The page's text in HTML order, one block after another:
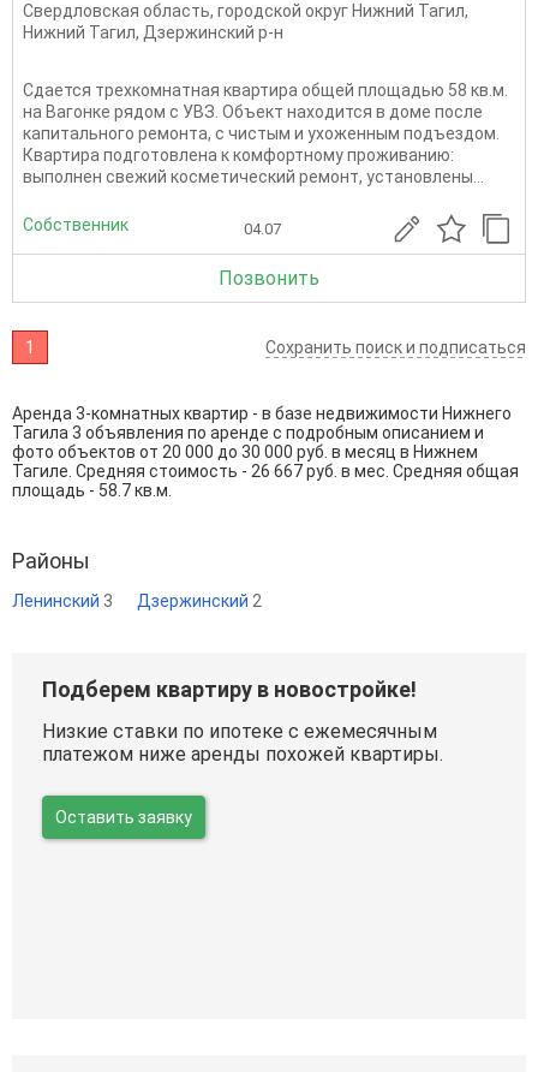
Свердловская область, городской округ Нижний Тагил,
Нижний Тагил, Дзержинский р-н
Сдается трехкомнатная квартира общей площадью 58 кв.м.
на Вагонке рядом с УВЗ. Объект находится в доме после
капитального ремонта, с чистым и ухоженным подъездом.
Квартира подготовлена к комфортному проживанию:
выполнен свежий косметический ремонт, установлены...
Собственник 04.07
Позвонить
1 Сохранить поиск и подписаться
Аренда 3-комнатных квартир - в базе недвижимости Нижнего
Тагила 3 объявления по аренде с подробным описанием и
фото объектов от 20 000 до 30 000 руб. в месяц в Нижнем
Тагиле. Средняя стоимость - 26 667 руб. в мес. Средняя общая
площадь - 58.7 кв.м.
Районы
Ленинский 3 Дзержинский 2
Подберем квартиру в новостройке!
Низкие ставки по ипотеке с ежемесячным
платежом ниже аренды похожей квартиры.
Оставить заявку